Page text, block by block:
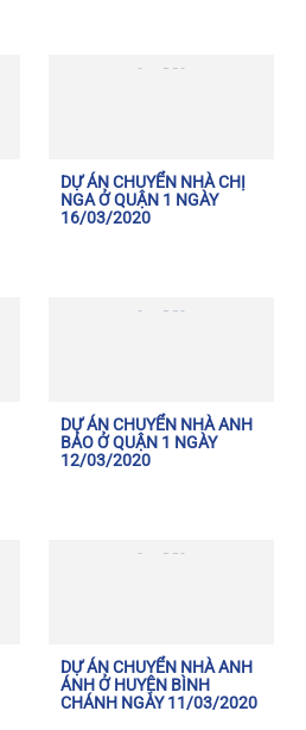
DỰ ÁN CHUYỂN NHÀ CHỊ
NGA Ở QUẬN 1 NGÀY
16/03/2020
DỰ ÁN CHUYỂN NHÀ ANH
BẢO Ở QUẬN 1 NGÀY
12/03/2020
DỰ ÁN CHUYỂN NHÀ ANH
ÁNH Ở HUYỆN BÌNH
CHÁNH NGÀY 11/03/2020